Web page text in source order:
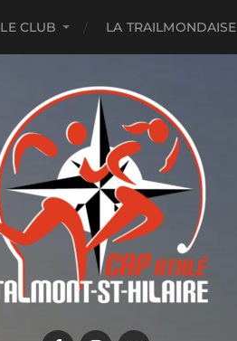
LE CLUB LA TRAILMONDAISE